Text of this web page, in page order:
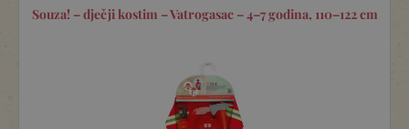
Souza! – dječji kostim – Vatrogasac – 4–7 godina, 110–122 cm